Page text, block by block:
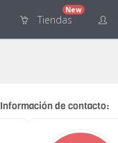
Tiendas
New
Información de contacto: